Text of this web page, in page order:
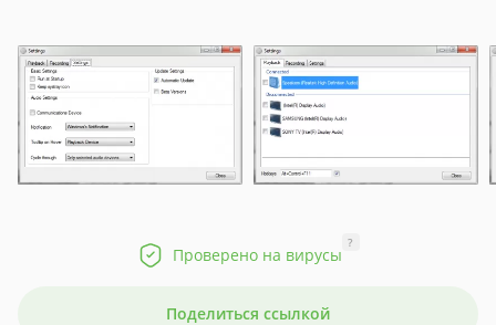
Проверено на вирусы
?
Поделиться ссылкой